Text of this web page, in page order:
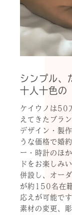
シンプル、
十人十色の
ケイウノは50
えてきたブラン
デザイン・製
うな価格で婚
ー・時計のほ
ドをお楽しみ
併設し、オー
が約150名在
応えが可能です
素材の変更、